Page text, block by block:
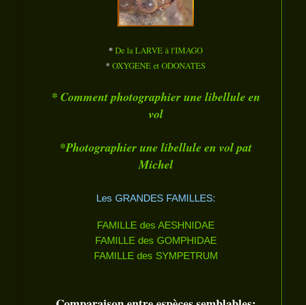
* De la LARVE à l'IMAGO
* OXYGENE et ODONATES
* Comment photographier une libellule en
vol
*Photographier une libellule en vol pat
Michel
Les GRANDES FAMILLES:
FAMILLE des AESHNIDAE
FAMILLE des GOMPHIDAE
FAMILLE des SYMPETRUM